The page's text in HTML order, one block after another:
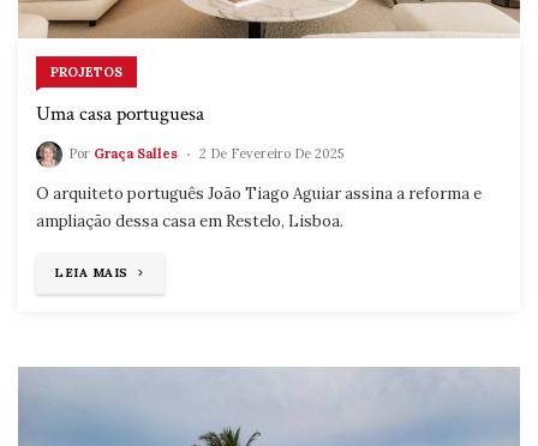
PROJETOS
Uma casa portuguesa
Por Graça Salles 2 De Fevereiro De 2025
O arquiteto português João Tiago Aguiar assina a reforma e
ampliação dessa casa em Restelo, Lisboa.
LEIA MAIS